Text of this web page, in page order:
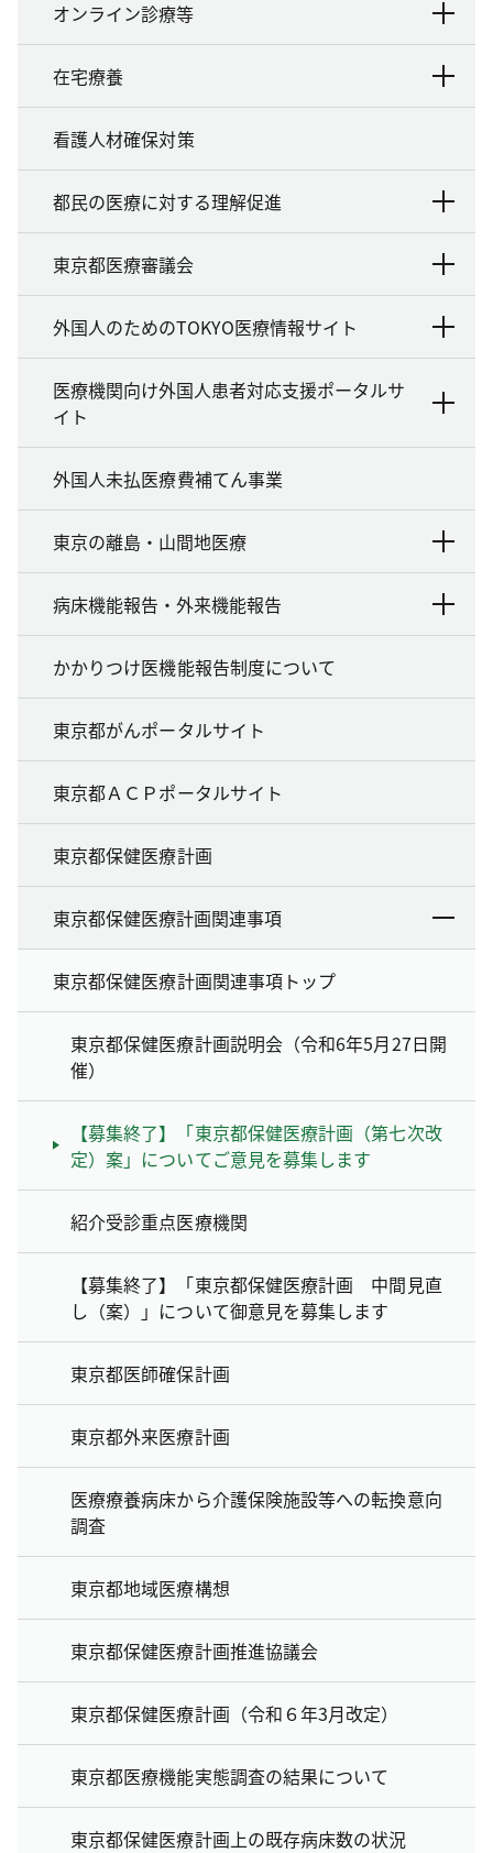
オンライン診療等
在宅療養
看護人材確保対策
都民の医療に対する理解促進
東京都医療審議会
外国人のためのTOKYO医療情報サイト
医療機関向け外国人患者対応支援ポータルサ
イト
外国人未払医療費補てん事業
東京の離島・山間地医療
病床機能報告・外来機能報告
かかりつけ医機能報告制度について
東京都がんポータルサイト
東京都ＡＣＰポータルサイト
東京都保健医療計画
東京都保健医療計画関連事項
東京都保健医療計画関連事項トップ
東京都保健医療計画説明会（令和6年5月27日開
催）
【募集終了】「東京都保健医療計画（第七次改
定）案」についてご意見を募集します
紹介受診重点医療機関
【募集終了】「東京都保健医療計画 中間見直
し（案）」について御意見を募集します
東京都医師確保計画
東京都外来医療計画
医療療養病床から介護保険施設等への転換意向
調査
東京都地域医療構想
東京都保健医療計画推進協議会
東京都保健医療計画（令和６年3月改定）
東京都医療機能実態調査の結果について
東京都保健医療計画上の既存病床数の状況